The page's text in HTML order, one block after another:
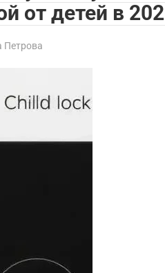
от детей в
Петрова